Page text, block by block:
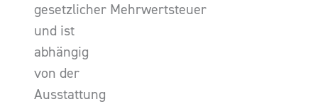
gesetzlicher Mehrwertsteuer
und ist
abhängig
von der
Ausstattung